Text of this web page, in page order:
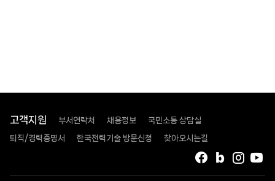
고객지원 부서연락처 채용정보 국민소통 상담실
퇴직/경력증명서 한국전력기술 방문신청 찾아오시는길